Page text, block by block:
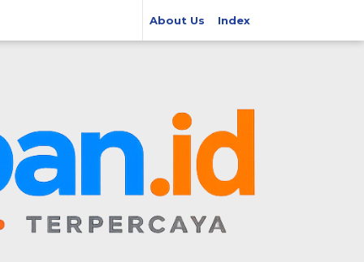
About Us Index